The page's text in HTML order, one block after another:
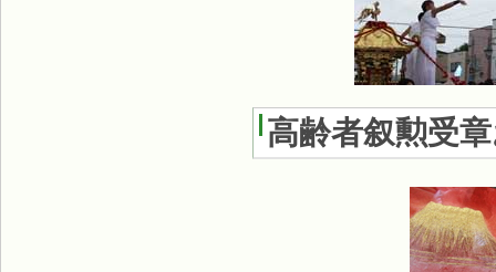
高齢者叙勲受